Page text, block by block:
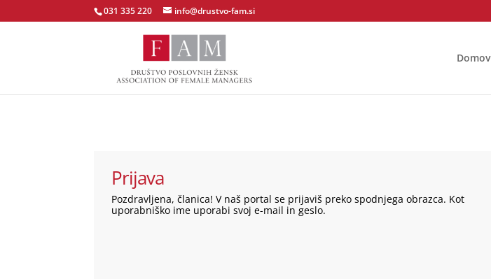
031 335 220 info@drustvo-fam.si
Domov
Prijava
Pozdravljena, članica! V naš portal se prijaviš preko spodnjega obrazca. Kot
uporabniško ime uporabi svoj e-mail in geslo.